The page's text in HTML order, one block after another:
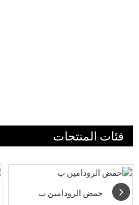
فئات المنتجات
حمض الرودامين ب